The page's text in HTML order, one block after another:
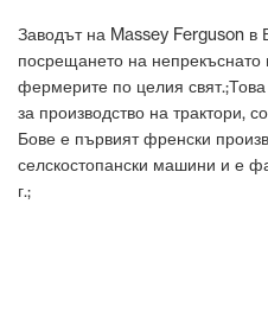
Заводът на Massey Ferguson в
посрещането на непрекъснато
фермерите по целия
за производство на трактори,
Бове е първият френски
селскостопански машини и е
г.;